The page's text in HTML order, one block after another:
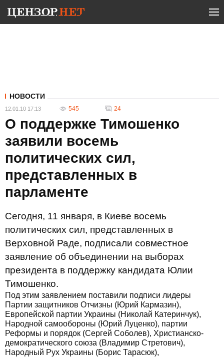
НОВОСТИ
12.01.10 17:13 545 24
О поддержке Тимошенко
заявили восемь
политических сил,
представленных в
парламенте
Сегодня, 11 января, в Киеве восемь
политических сил, представленных в
Верховной Раде, подписали совместное
заявление об объединении на выборах
президента в поддержку кандидата Юлии
Тимошенко.
Под этим заявлением поставили подписи лидеры
Партии защитников Отчизны (Юрий Кармазин),
Европейской партии Украины (Николай Катеринчук),
Народной самообороны (Юрий Луценко), партии
Реформы и порядок (Сергей Соболев), Христианско-
демократического союза (Владимир Стретович),
Народный Рух Украины (Борис Тарасюк),